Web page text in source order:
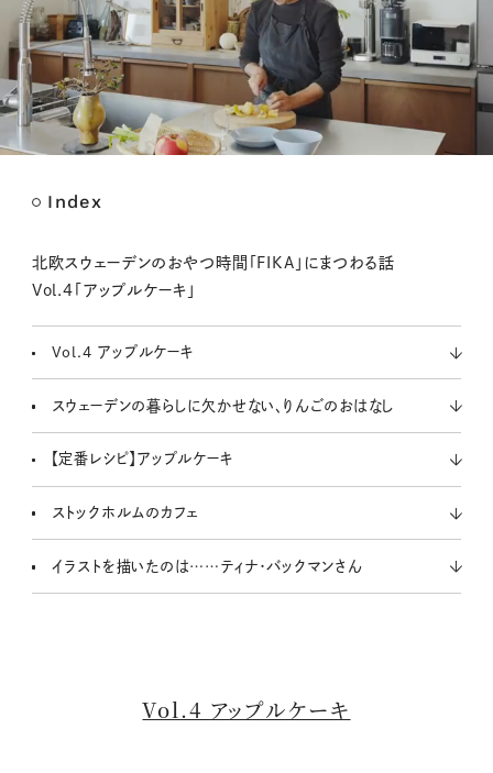
Index
北欧スウェーデンのおやつ時間「FIKA」にまつわる話
Vol.4「アップルケーキ」
Vol.4 アップルケーキ
スウェーデンの暮らしに欠かせない、りんごのおはなし
【定番レシピ】アップルケーキ
ストックホルムのカフェ
イラストを描いたのは……ティナ・バックマンさん
Vol.4 アップルケーキ